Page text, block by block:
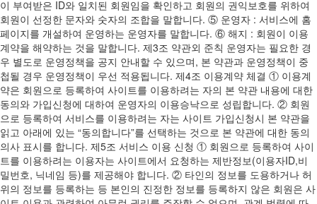
이 부여받은 ID와 일치된 회원임을 확인하고 회원의 권익보호를 위하여
회원이 선정한 문자와 숫자의 조합을 말합니다. ⑤ 운영자 : 서비스에 홈
페이지를 개설하여 운영하는 운영자를 말합니다. ⑥ 해지 : 회원이 이용
계약을 해약하는 것을 말합니다. 제3조 약관외 준칙 운영자는 필요한 경
우 별도로 운영정책을 공지 안내할 수 있으며, 본 약관과 운영정책이 중
첩될 경우 운영정책이 우선 적용됩니다. 제4조 이용계약 체결 ① 이용계
약은 회원으로 등록하여 사이트를 이용하려는 자의 본 약관 내용에 대한
동의와 가입신청에 대하여 운영자의 이용승낙으로 성립합니다. ② 회원
으로 등록하여 서비스를 이용하려는 자는 사이트 가입신청시 본 약관을
읽고 아래에 있는 “동의합니다”를 선택하는 것으로 본 약관에 대한 동의
의사 표시를 합니다. 제5조 서비스 이용 신청 ① 회원으로 등록하여 사이
트를 이용하려는 이용자는 사이트에서 요청하는 제반정보(이용자ID,비
밀번호, 닉네임 등)를 제공해야 합니다. ② 타인의 정보를 도용하거나 허
위의 정보를 등록하는 등 본인의 진정한 정보를 등록하지 않은 회원은 사